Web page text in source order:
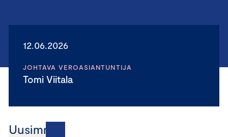
12.06.2026
JOHTAVA VEROASIANTUNTIJA
Tomi Viitala
Uusimmat